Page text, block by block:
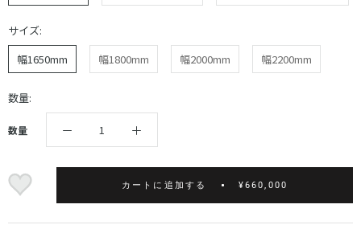
サイズ:
幅1650mm
幅1800mm 幅2000mm 幅2200mm
数量:
数量
カートに追加する ¥660,000